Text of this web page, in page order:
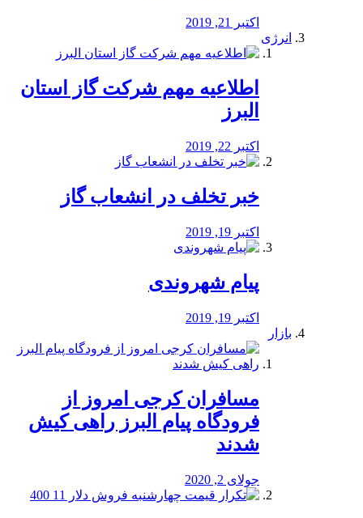
اکتبر 21, 2019
انرژی
️اطلاعیه مهم شرکت گاز استان
البرز
اکتبر 22, 2019
خبر تخلف در انشعاب گاز
اکتبر 19, 2019
پیام شهروندی
اکتبر 19, 2019
بازار
مسافران کرجی امروز از
فرودگاه پیام البرز راهی کیش
شدند
جولای 2, 2020